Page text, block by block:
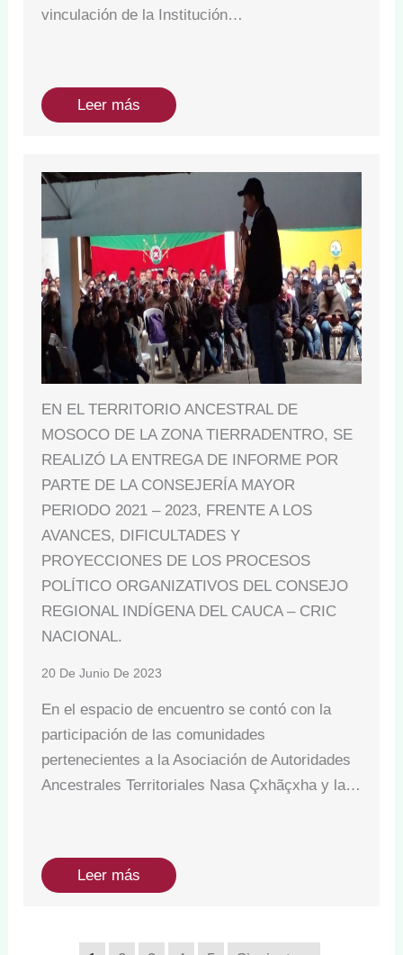
vinculación de la Institución…
Leer más
EN EL TERRITORIO ANCESTRAL DE
MOSOCO DE LA ZONA TIERRADENTRO, SE
REALIZÓ LA ENTREGA DE INFORME POR
PARTE DE LA CONSEJERÍA MAYOR
PERIODO 2021 – 2023, FRENTE A LOS
AVANCES, DIFICULTADES Y
PROYECCIONES DE LOS PROCESOS
POLÍTICO ORGANIZATIVOS DEL CONSEJO
REGIONAL INDÍGENA DEL CAUCA – CRIC
NACIONAL.
20 De Junio De 2023
En el espacio de encuentro se contó con la
participación de las comunidades
pertenecientes a la Asociación de Autoridades
Ancestrales Territoriales Nasa Çxhãçxha y la…
Leer más